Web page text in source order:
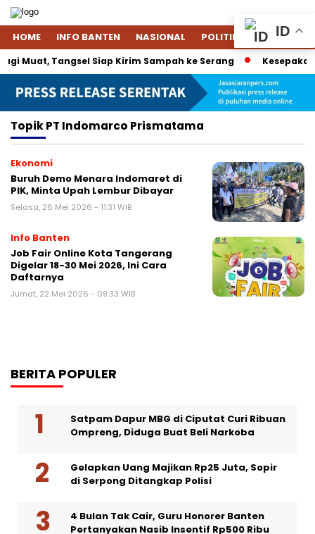
HOME INFO BANTEN NASIONAL POLITIK EKONOMI
Muat, Tangsel Siap Kirim Sampah ke Serang
TopikPT Indomarco Prismatama
Ekonomi
Buruh Demo Menara Indomaret di
PIK, Minta Upah Lembur Dibayar
Selasa, 26 Mei 2026 - 11:31 WIB
Info Banten
Job Fair Online Kota Tangerang
Digelar 18-30 Mei 2026, Ini Cara
Daftarnya
Jumat, 22 Mei 2026 - 09:33 WIB
BERITA POPULER
Satpam Dapur MBG di Ciputat Curi Ribuan
Ompreng, Diduga Buat Beli Narkoba
Gelapkan Uang Majikan Rp25 Juta, Sopir
di Serpong Ditangkap Polisi
4 Bulan Tak Cair, Guru Honorer Banten
Pertanyakan Nasib Insentif Rp500 Ribu
ID